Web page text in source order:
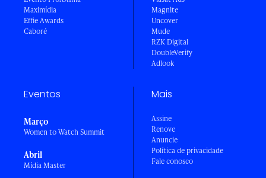
Maximídia
Effie Awards
Caboré
Magnite
Uncover
Mude
RZK Digital
DoubleVerify
Adlook
Eventos
Março
Women to Watch Summit
Abril
Mídia Master
Mais
Assine
Renove
Anuncie
Política de privacidade
Fale conosco